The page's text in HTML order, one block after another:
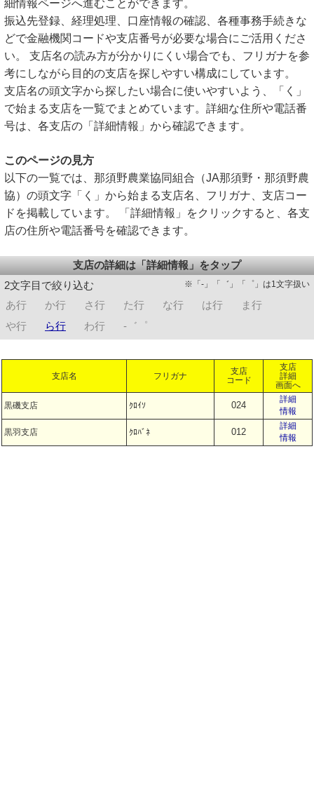
細情報ページへ進むことができます。
振込先登録、経理処理、口座情報の確認、各種事務手続きな
どで金融機関コードや支店番号が必要な場合にご活用くださ
い。 支店名の読み方が分かりにくい場合でも、フリガナを参
考にしながら目的の支店を探しやすい構成にしています。
支店名の頭文字から探したい場合に使いやすいよう、「く」
で始まる支店を一覧でまとめています。詳細な住所や電話番
号は、各支店の「詳細情報」から確認できます。
このページの見方
以下の一覧では、那須野農業協同組合（JA那須野・那須野農
協）の頭文字「く」から始まる支店名、フリガナ、支店コー
ドを掲載しています。 「詳細情報」をクリックすると、各支
店の住所や電話番号を確認できます。
支店の詳細は「詳細情報」をタップ
2文字目で絞り込む
※「-」「゛」「゜」は1文字扱い
あ行 か行 さ行 た行 な行 は行
ま行
や行
ら行 わ行 -゛゜
支店名 フリガナ
支店
コード
支店
詳細
画面へ
黒磯支店 ｸﾛｲｿ 024
詳細
情報
黒羽支店 ｸﾛﾊﾞﾈ 012
詳細
情報